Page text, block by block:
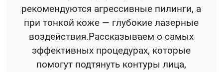
рекомендуются агрессивные пилинги, а
при тонкой коже — глубокие лазерные
воздействия.Рассказываем о самых
эффективных процедурах, которые
помогут подтянуть контуры лица,